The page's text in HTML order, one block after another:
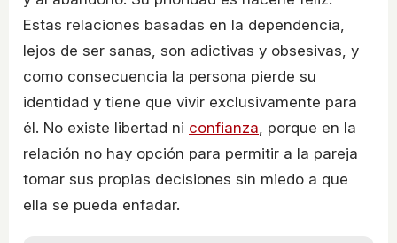
Estas relaciones basadas en la dependencia,
lejos de ser sanas, son adictivas y obsesivas, y
como consecuencia la persona pierde su
identidad y tiene que vivir exclusivamente para
él. No existe libertad ni confianza , porque en la
relación no hay opción para permitir a la pareja
tomar sus propias decisiones sin miedo a que
ella se pueda enfadar.